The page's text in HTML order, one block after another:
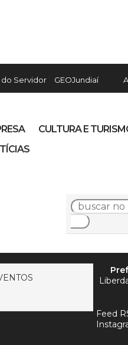
Servidor GEOJundiaí
CULTURA E
Feed